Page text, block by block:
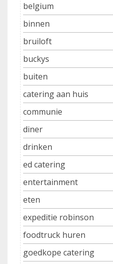
belgium
binnen
bruiloft
buckys
buiten
catering aan huis
communie
diner
drinken
ed catering
entertainment
eten
expeditie robinson
foodtruck huren
goedkope catering